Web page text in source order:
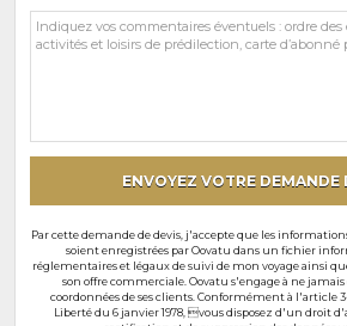
Vos
commentaires
ENVOYEZ VOTRE DEMANDE
Par cette demande de devis, j'accepte que les
soient enregistrées par Oovatu dans un fichier
réglementaires et légaux de suivi de mon voyage ainsi
son offre commerciale. Oovatu s'engage à ne
coordonnées de ses clients. Conformément à l'article
Liberté du 6 janvier 1978, vous disposez d'un droit